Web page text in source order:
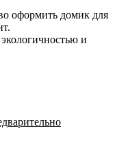
оформить домик для
и